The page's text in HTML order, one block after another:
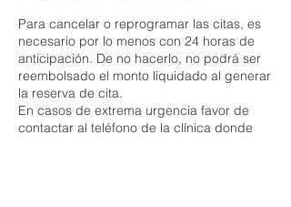
Para cancelar o reprogramar las citas, es
necesario por lo menos con 24 horas de
anticipación. De no hacerlo, no podrá ser
reembolsado el monto liquidado al generar
la reserva de cita.
En casos de extrema urgencia favor de
contactar al teléfono de la clínica donde